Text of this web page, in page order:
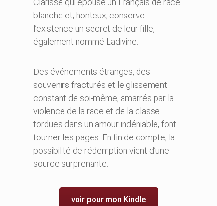
Clarisse qui épouse un Français de race
blanche et, honteux, conserve
l’existence un secret de leur fille,
également nommé Ladivine.
Des événements étranges, des
souvenirs fracturés et le glissement
constant de soi-même, amarrés par la
violence de la race et de la classe
tordues dans un amour indéniable, font
tourner les pages. En fin de compte, la
possibilité de rédemption vient d’une
source surprenante.
voir pour mon Kindle